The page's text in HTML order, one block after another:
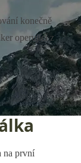
konečně
operující z
na první